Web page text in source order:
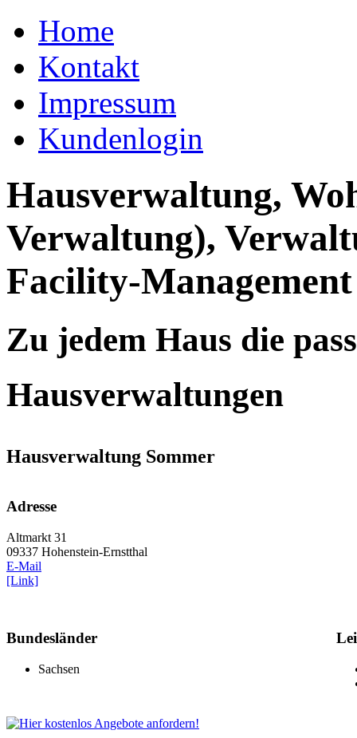
Home
Kontakt
Impressum
Kundenlogin
Hausverwaltung,
Verwaltung),
Facility-Management
Zu jedem Haus die
Hausverwaltungen
Hausverwaltung Sommer
Adresse
Altmarkt 31
09337 Hohenstein-Ernstthal
E-Mail
[Link]
Bundesländer
Sachsen